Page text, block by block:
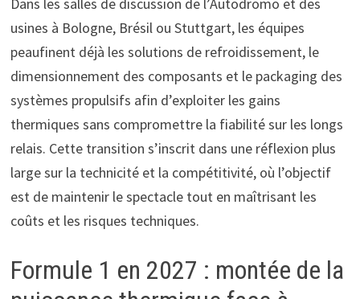
Dans les salles de discussion de l’Autodromo et des
usines à Bologne, Brésil ou Stuttgart, les équipes
peaufinent déjà les solutions de refroidissement, le
dimensionnement des composants et le packaging des
systèmes propulsifs afin d’exploiter les gains
thermiques sans compromettre la fiabilité sur les longs
relais. Cette transition s’inscrit dans une réflexion plus
large sur la technicité et la compétitivité, où l’objectif
est de maintenir le spectacle tout en maîtrisant les
coûts et les risques techniques.
Formule 1 en 2027 : montée de la